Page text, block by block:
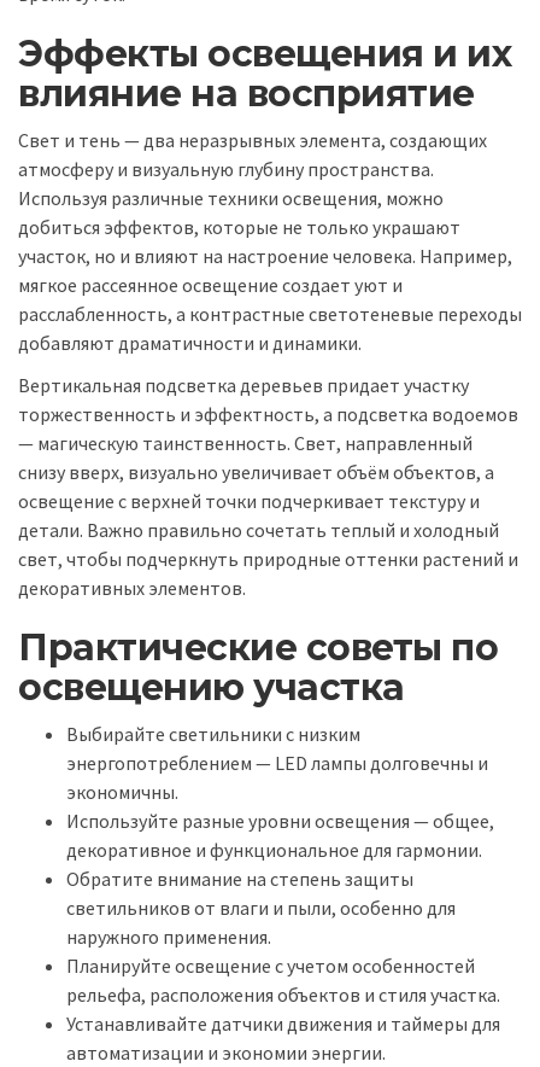
Эффекты освещения и их
влияние на восприятие
Свет и тень — два неразрывных элемента, создающих
атмосферу и визуальную глубину пространства.
Используя различные техники освещения, можно
добиться эффектов, которые не только украшают
участок, но и влияют на настроение человека. Например,
мягкое рассеянное освещение создает уют и
расслабленность, а контрастные светотеневые переходы
добавляют драматичности и динамики.
Вертикальная подсветка деревьев придает участку
торжественность и эффектность, а подсветка водоемов
— магическую таинственность. Свет, направленный
снизу вверх, визуально увеличивает объём объектов, а
освещение с верхней точки подчеркивает текстуру и
детали. Важно правильно сочетать теплый и холодный
свет, чтобы подчеркнуть природные оттенки растений и
декоративных элементов.
Практические советы по
освещению участка
Выбирайте светильники с низким
энергопотреблением — LED лампы долговечны и
экономичны.
Используйте разные уровни освещения — общее,
декоративное и функциональное для гармонии.
Обратите внимание на степень защиты
светильников от влаги и пыли, особенно для
наружного применения.
Планируйте освещение с учетом особенностей
рельефа, расположения объектов и стиля участка.
Устанавливайте датчики движения и таймеры для
автоматизации и экономии энергии.